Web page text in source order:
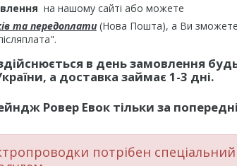
на нашому сайті або можете
та передоплати (Нова Пошта), а Ви зможете
в день замовлення
а доставка займає 1-3 дні.
Ровер Евок тільки за
потрібен спеціальний